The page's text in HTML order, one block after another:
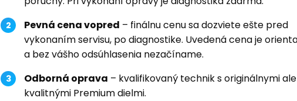
Pevná cena vopred – finálnu cenu sa dozviete ešte pred
vykonaním servisu, po diagnostike. Uvedená cena je
a bez vášho odsúhlasenia nezačíname.
Odborná oprava – kvalifikovaný technik s originálnymi
kvalitnými Premium dielmi.